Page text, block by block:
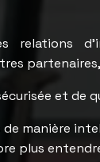
relations
partenaires,
et de
manière
plus